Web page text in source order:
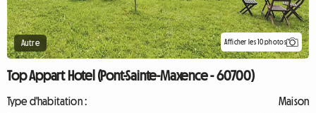
Autre Afficher les 10 photos
Top Appart Hotel (Pont-Sainte-Maxence - 60700)
Type d'habitation :
Maison